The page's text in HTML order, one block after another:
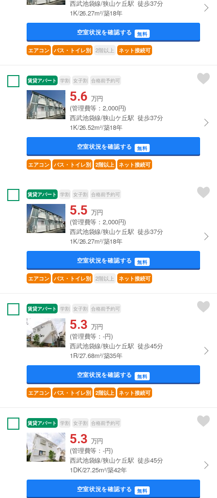
西武池袋線/狭山ケ丘駅 徒歩37分
1K/26.27m²/築18年
空室状況を確認する 無料
エアコン バス・トイレ別 2階以上 ネット接続可
賃貸アパート 学割 女子割 合格前予約可
5.6 万円
(管理費等：2,000円)
西武池袋線/狭山ケ丘駅 徒歩37分
1K/26.52m²/築18年
空室状況を確認する 無料
エアコン バス・トイレ別 2階以上 ネット接続可
賃貸アパート 学割 女子割 合格前予約可
5.5 万円
(管理費等：2,000円)
西武池袋線/狭山ケ丘駅 徒歩37分
1K/26.27m²/築18年
空室状況を確認する 無料
エアコン バス・トイレ別 2階以上 ネット接続可
賃貸アパート 学割 女子割 合格前予約可
5.3 万円
(管理費等：-円)
西武池袋線/狭山ケ丘駅 徒歩45分
1R/27.68m²/築35年
空室状況を確認する 無料
エアコン バス・トイレ別 2階以上 ネット接続可
賃貸アパート 学割 女子割 合格前予約可
5.3 万円
(管理費等：-円)
西武池袋線/狭山ケ丘駅 徒歩45分
1DK/27.25m²/築42年
空室状況を確認する 無料